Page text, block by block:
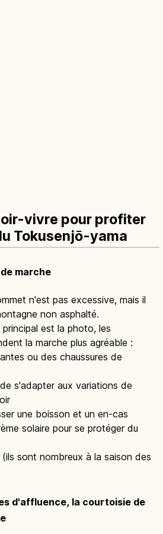
vivre pour profiter
Tokusenjō-yama
marche
n'est pas excessive, mais il
non asphalté.
est la photo, les
la marche plus agréable :
ou des chaussures de
s'adapter aux variations de
une boisson et un en-cas
solaire pour se protéger du
sont nombreux à la saison des
d'affluence, la courtoisie de